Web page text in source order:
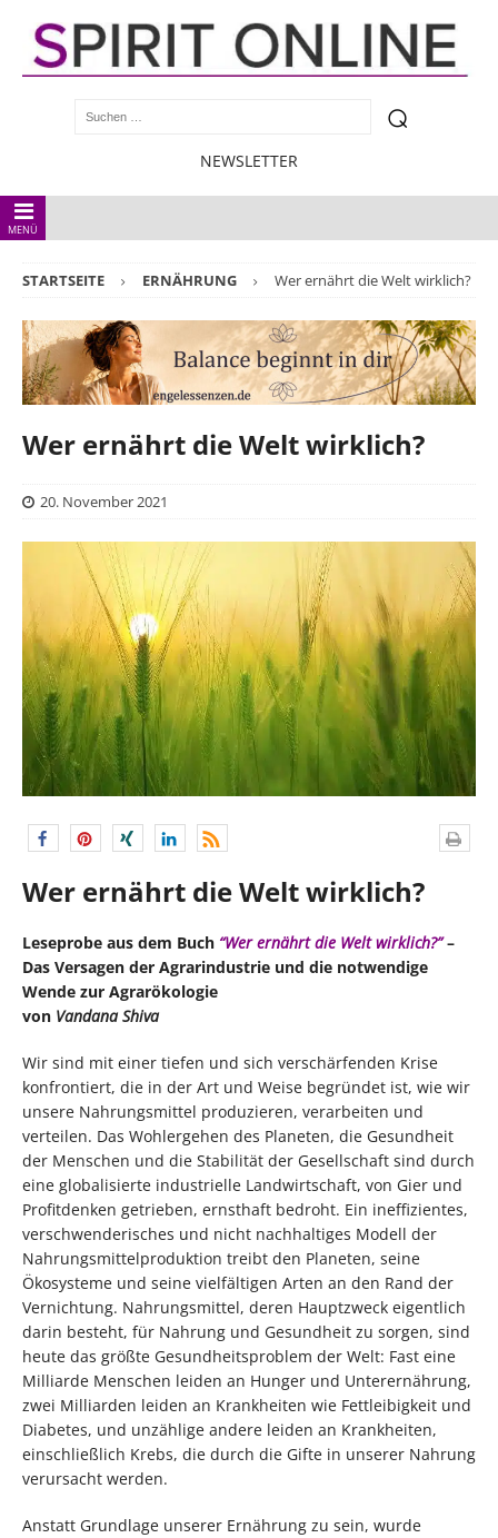
NEWSLETTER
MENÜ
STARTSEITE ERNÄHRUNG Wer ernährt die Welt wirklich?
Wer ernährt die Welt wirklich?
20. November 2021
Wer ernährt die Welt wirklich?
Leseprobe aus dem Buch “Wer ernährt die Welt wirklich?”–
Das Versagen der Agrarindustrie und die notwendige
Wende zur Agrarökologie
von Vandana Shiva
Wir sind mit einer tiefen und sich verschärfenden Krise
konfrontiert, die in der Art und Weise begründet ist, wie wir
unsere Nahrungsmittel produzieren, verarbeiten und
verteilen. Das Wohlergehen des Planeten, die Gesundheit
der Menschen und die Stabilität der Gesellschaft sind durch
eine globalisierte industrielle Landwirtschaft, von Gier und
Profitdenken getrieben, ernsthaft bedroht. Ein ineffizientes,
verschwenderisches und nicht nachhaltiges Modell der
Nahrungsmittelproduktion treibt den Planeten, seine
Ökosysteme und seine vielfältigen Arten an den Rand der
Vernichtung. Nahrungsmittel, deren Hauptzweck eigentlich
darin besteht, für Nahrung und Gesundheit zu sorgen, sind
heute das größte Gesundheitsproblem der Welt: Fast eine
Milliarde Menschen leiden an Hunger und Unterernährung,
zwei Milliarden leiden an Krankheiten wie Fettleibigkeit und
Diabetes, und unzählige andere leiden an Krankheiten,
einschließlich Krebs, die durch die Gifte in unserer Nahrung
verursacht werden.
Anstatt Grundlage unserer Ernährung zu sein, wurde